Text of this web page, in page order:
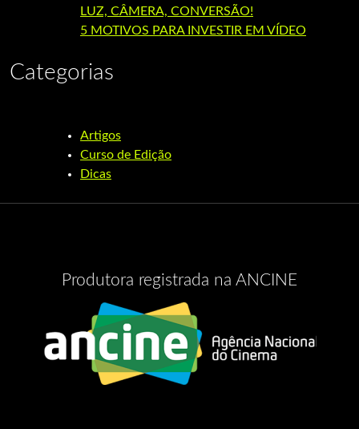
LUZ, CÂMERA, CONVERSÃO!
5 MOTIVOS PARA INVESTIR EM VÍDEO
Categorias
Artigos
Curso de Edição
Dicas
Produtora registrada na ANCINE